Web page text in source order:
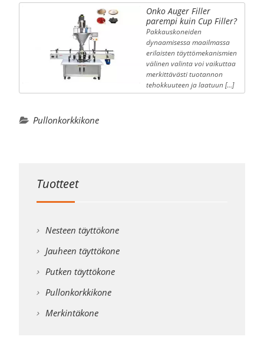
Onko Auger Filler
parempi kuin Cup Filler?
Pakkauskoneiden
dynaamisessa maailmassa
erilaisten täyttömekanismien
välinen valinta voi vaikuttaa
merkittävästi tuotannon
tehokkuuteen ja laatuun […]
Pullonkorkkikone
Tuotteet
Nesteen täyttökone
Jauheen täyttökone
Putken täyttökone
Pullonkorkkikone
Merkintäkone